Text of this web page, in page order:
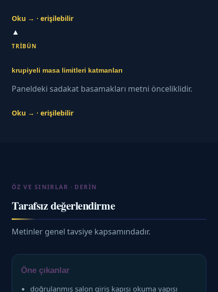
Oku → · erişilebilir
▲
TRIBÜN
krupiyeli masa limitleri katmanları
Paneldeki sadakat basamakları metni önceliklidir.
Oku → · erişilebilir
ÖZ VE SINIRLAR · DERIN
Tarafsız değerlendirme
Metinler genel tavsiye kapsamındadır.
Öne çıkanlar
doğrulanmış salon giriş kapısı okuma yapısı